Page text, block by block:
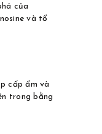
của
và tổ
cấp ẩm và
trong bằng